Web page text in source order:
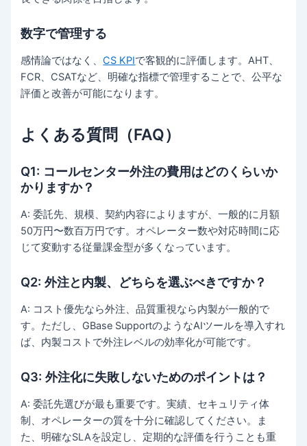
数字で管理する
感情論ではなく、CS KPIで客観的に評価します。AHT、
FCR、CSATなど、明確な指標で管理することで、公平な
評価と改善が可能になります。
よくある質問（FAQ）
Q1: コールセンター外注の費用はどのくらいか
かりますか？
A: 委託先、規模、契約内容によりますが、一般的に月額
50万円〜数百万円です。オペレーター数や対応時間に応
じて変動する従量課金型が多くなっています。
Q2: 外注と内製、どちらを選ぶべきですか？
A: コスト優先なら外注、品質重視なら内製が一般的で
す。ただし、GBase SupportのようなAIツールを導入すれ
ば、内製コストで外注レベルの効率化が可能です。
Q3: 外注化に失敗しないためのポイントは？
A: 委託先選びが最も重要です。実績、セキュリティ体
制、オペレーターの質を十分に確認してください。ま
た、明確なSLAを設定し、定期的な評価を行うことも重